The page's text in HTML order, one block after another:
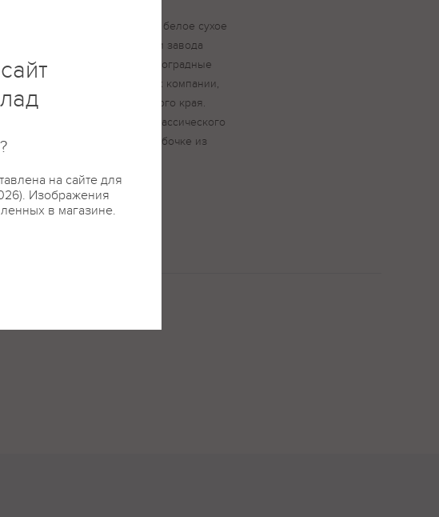
Эльвиадо – выдержанное белое сухое
созданное виноделами завода
сорта Ркацители. Виноградные
на лучших виноградниках компании,
территории Севастопольского края.
на принципах классического
вино 6 месяцев в бочке из
на сайте для
Изображения
в магазине.